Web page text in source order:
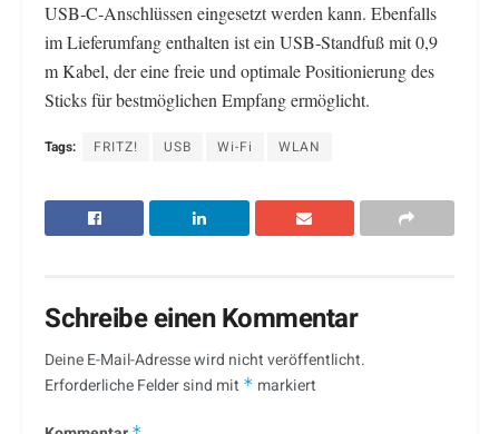
USB‑C‑Anschlüssen eingesetzt werden kann. Ebenfalls
im Lieferumfang enthalten ist ein USB‑Standfuß mit 0,9
m Kabel, der eine freie und optimale Positionierung des
Sticks für bestmöglichen Empfang ermöglicht.
Tags: FRITZ! USB Wi-Fi WLAN
Schreibe einen Kommentar
Deine E-Mail-Adresse wird nicht veröffentlicht.
Erforderliche Felder sind mit * markiert